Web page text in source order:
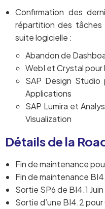
Confirmation des
répartition des
suite logicielle :
Abandon de
WebI et Crystal
SAP Design Studio
Applications
SAP Lumira et
Visualization
Détails de la
Fin de maintenance
Fin de maintenance
Sortie SP6 de BI4.1
Sortie d’une BI4.2 pour